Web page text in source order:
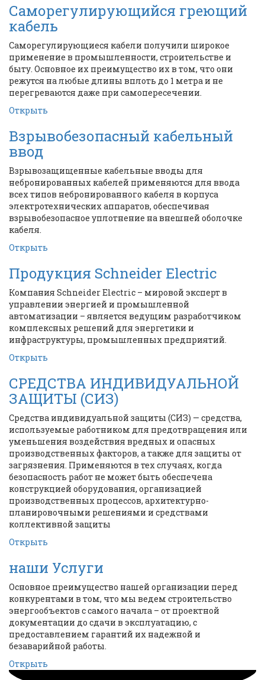
Саморегулирующийся греющий
кабель
Саморегулирующиеся кабели получили широкое
применение в промышленности, строительстве и
быту. Основное их преимущество их в том, что они
режутся на любые длины вплоть до 1 метра и не
перегреваются даже при самопересечении.
Открыть
Взрывобезопасный кабельный
ввод
Взрывозащищенные кабельные вводы для
небронированных кабелей применяются для ввода
всех типов небронированного кабеля в корпуса
электротехнических аппаратов, обеспечивая
взрывобезопасное уплотнение на внешней оболочке
кабеля.
Открыть
Продукция Schneider Electric
Компания Schneider Electric – мировой эксперт в
управлении энергией и промышленной
автоматизации – является ведущим разработчиком
комплексных решений для энергетики и
инфраструктуры, промышленных предприятий.
Открыть
СРЕДСТВА ИНДИВИДУАЛЬНОЙ
ЗАЩИТЫ (СИЗ)
Средства индивидуальной защиты (СИЗ) — средства,
используемые работником для предотвращения или
уменьшения воздействия вредных и опасных
производственных факторов, а также для защиты от
загрязнения. Применяются в тех случаях, когда
безопасность работ не может быть обеспечена
конструкцией оборудования, организацией
производственных процессов, архитектурно-
планировочными решениями и средствами
коллективной защиты
Открыть
наши Услуги
Основное преимущество нашей организации перед
конкурентами в том, что мы ведем строительство
энергообъектов с самого начала – от проектной
документации до сдачи в эксплуатацию, с
предоставлением гарантий их надежной и
безаварийной работы.
Открыть